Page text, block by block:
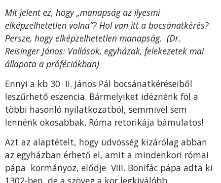
Mit jelent ez, hogy „manapság az ilyesmi
elképzelhetetlen volna”? Hol van itt a bocsánatkérés?
Persze, hogy elképzelhetetlen manapság. (Dr.
Reisinger János: Vallások, egyházak, felekezetek mai
állapota a próféciákban)
Ennyi a kb 30 II. János Pál bocsánatkéréseiből
leszűrhető eszencia. Bármelyiket idéznénk föl a
többi hasonló nyilatkozatból, semmivel sem
lennénk okosabbak. Róma retorikája bámulatos!
Azt az alaptételt, hogy üdvösség kizárólag abban
az egyházban érhető el, amit a mindenkori római
pápa kormányoz, elődje VIII. Bonifác pápa adta ki